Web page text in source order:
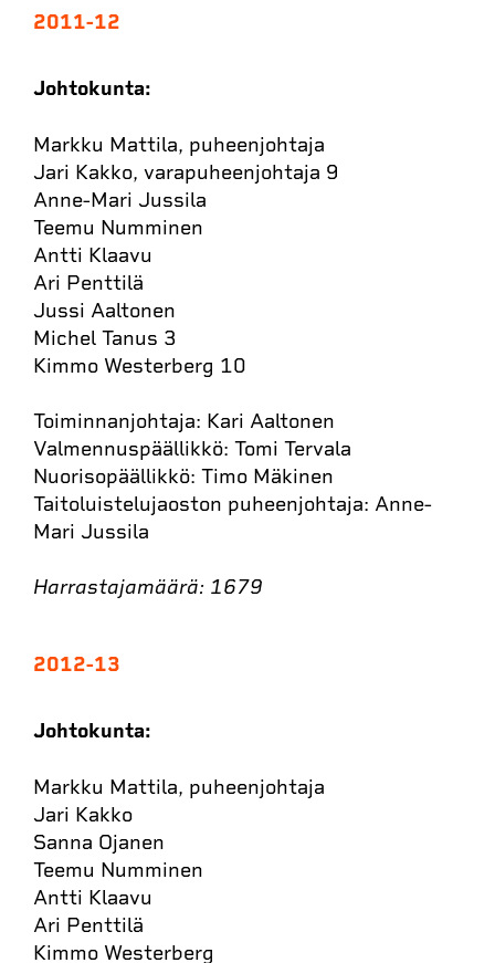
2011-12
Johtokunta:
Markku Mattila, puheenjohtaja
Jari Kakko, varapuheenjohtaja 9
Anne-Mari Jussila
Teemu Numminen
Antti Klaavu
Ari Penttilä
Jussi Aaltonen
Michel Tanus 3
Kimmo Westerberg 10
Toiminnanjohtaja: Kari Aaltonen
Valmennuspäällikkö: Tomi Tervala
Nuorisopäällikkö: Timo Mäkinen
Taitoluistelujaoston puheenjohtaja: Anne-
Mari Jussila
Harrastajamäärä: 1679
2012-13
Johtokunta:
Markku Mattila, puheenjohtaja
Jari Kakko
Sanna Ojanen
Teemu Numminen
Antti Klaavu
Ari Penttilä
Kimmo Westerberg